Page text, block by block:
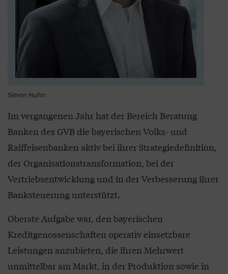
Simon Huhn
Im vergangenen Jahr hat der Bereich Beratung
Banken des GVB die bayerischen Volks- und
Raiffeisenbanken aktiv bei ihrer Strategiedefinition,
der Organisationstransformation, bei der
Vertriebsentwicklung und in der Verbesserung ihrer
Banksteuerung unterstützt.
Oberste Aufgabe war, den bayerischen
Kreditgenossenschaften operativ einsetzbare
Leistungen anzubieten, die ihren Mehrwert
unmittelbar am Markt, in der Produktion sowie in